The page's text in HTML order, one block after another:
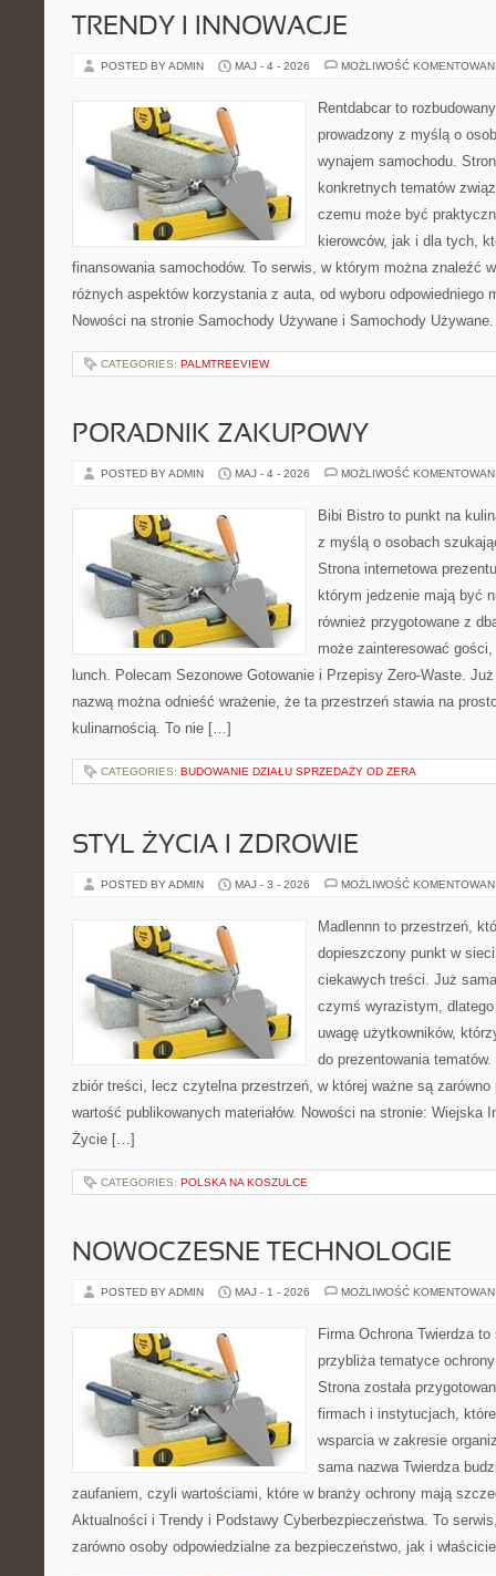
TRENDY I INNOWACJE
POSTED BY ADMIN MAJ - 4 - 2026 MOŻLIWOŚĆ
Rentdabcar to
prowadzony z myślą o
wynajem samochodu.
konkretnych tematów
czemu może być
kierowców, jak i dla tych,
finansowania samochodów. To serwis, w którym można znaleźć
różnych aspektów korzystania z auta, od wyboru odpowiedniego
Nowości na stronie Samochody Używane i Samochody
CATEGORIES: PALMTREEVIEW
PORADNIK ZAKUPOWY
POSTED BY ADMIN MAJ - 4 - 2026 MOŻLIWOŚĆ
Bibi Bistro to punkt na
z myślą o osobach
Strona internetowa
którym jedzenie mają być
również przygotowane z
może zainteresować
lunch. Polecam Sezonowe Gotowanie i Przepisy Zero-Waste.
nazwą można odnieść wrażenie, że ta przestrzeń stawia na
kulinarnością. To nie […]
CATEGORIES: BUDOWANIE DZIAŁU SPRZEDAŻY OD ZERA
STYL ŻYCIA I ZDROWIE
POSTED BY ADMIN MAJ - 3 - 2026 MOŻLIWOŚĆ
Madlennn to przestrzeń,
dopieszczony punkt w
ciekawych treści. Już
czymś wyrazistym,
uwagę użytkowników,
do prezentowania
zbiór treści, lecz czytelna przestrzeń, w której ważne są zarówno
wartość publikowanych materiałów. Nowości na stronie: Wiejska
Życie […]
CATEGORIES: POLSKA NA KOSZULCE
NOWOCZESNE TECHNOLOGIE
POSTED BY ADMIN MAJ - 1 - 2026 MOŻLIWOŚĆ
Firma Ochrona Twierdza
przybliża tematyce
Strona została
firmach i instytucjach,
wsparcia w zakresie
sama nazwa Twierdza
zaufaniem, czyli wartościami, które w branży ochrony mają
Aktualności i Trendy i Podstawy Cyberbezpieczeństwa. To
zarówno osoby odpowiedzialne za bezpieczeństwo, jak i